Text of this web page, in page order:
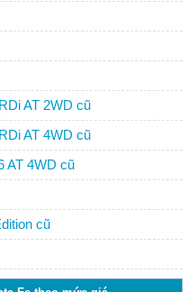
AT 2WD cũ
AT 4WD cũ
AT 4WD cũ
cũ